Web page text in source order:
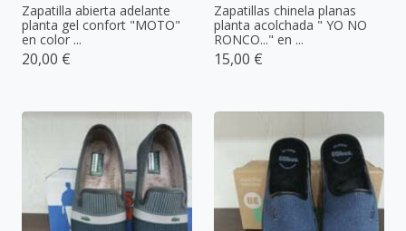
Zapatilla abierta adelante
planta gel confort "MOTO"
en color ...
20,00 €
Zapatillas chinela planas
planta acolchada " YO NO
RONCO..." en ...
15,00 €